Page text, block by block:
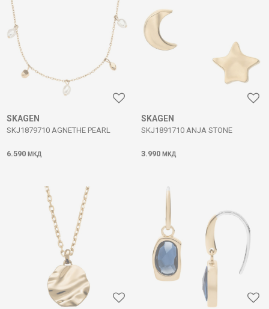
SKAGEN
SKJ1879710 AGNETHE PEARL
6.590 МКД
SKAGEN
SKJ1891710 ANJA STONE
3.990 МКД